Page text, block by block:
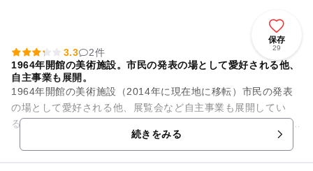
保存
29
3.3
2件
1964年開館の美術施設。市民の発表の場として愛好される他、
自主事業も展開。
1964年開館の美術施設（2014年に現在地に移転）市民の発表
の場として愛好される他、展覧会など自主事業も展開してい
る。 子ども向け事業は市内在住・在学12歳以下であれば誰でも
続きをみる